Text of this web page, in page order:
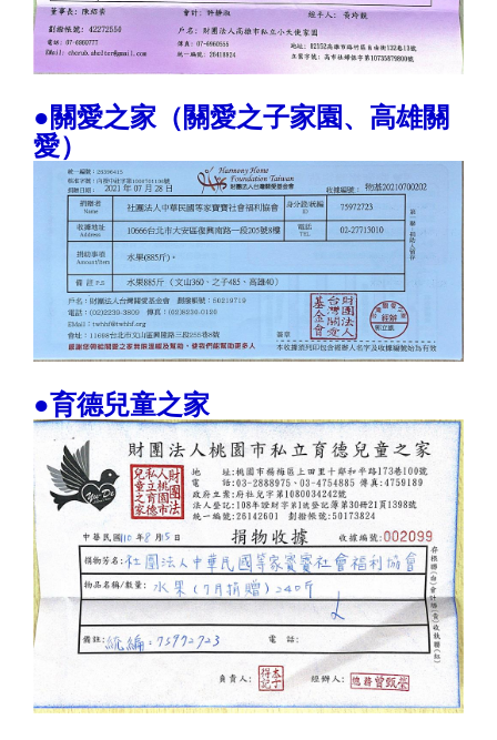
●關愛之家（關愛之子家園、高雄關
愛）
●育德兒童之家